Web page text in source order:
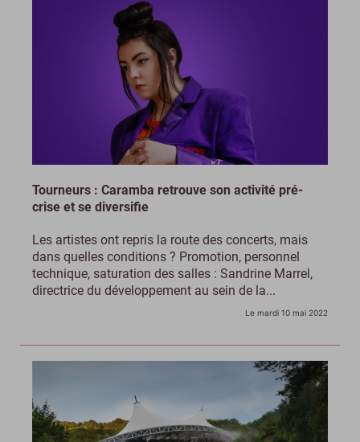
Tourneurs : Caramba retrouve son activité pré-
crise et se diversifie
Les artistes ont repris la route des concerts, mais
dans quelles conditions ? Promotion, personnel
technique, saturation des salles : Sandrine Marrel,
directrice du développement au sein de la...
Le mardi 10 mai 2022